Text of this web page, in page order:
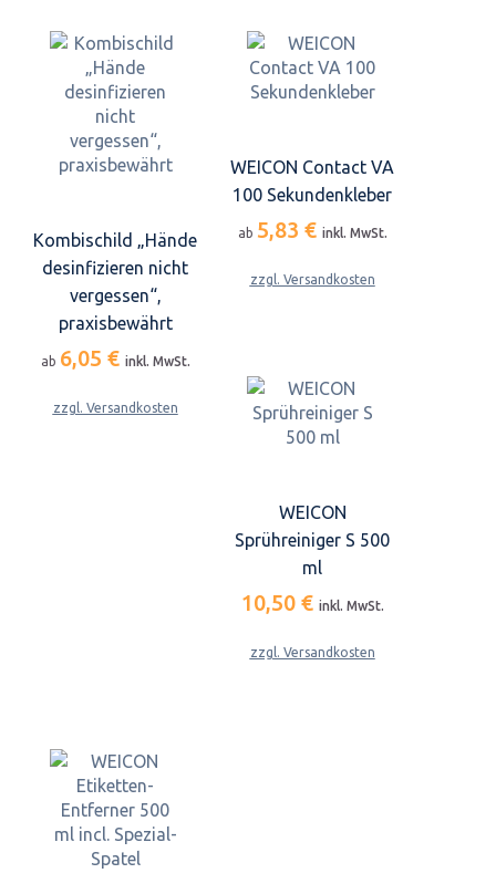
Kombischild „Hände
desinfizieren nicht
vergessen“,
praxisbewährt
ab 6,05 € inkl. MwSt.
zzgl. Versandkosten
WEICON Contact VA
100 Sekundenkleber
ab 5,83 € inkl. MwSt.
zzgl. Versandkosten
WEICON
Sprühreiniger S 500
ml
10,50 € inkl. MwSt.
zzgl. Versandkosten